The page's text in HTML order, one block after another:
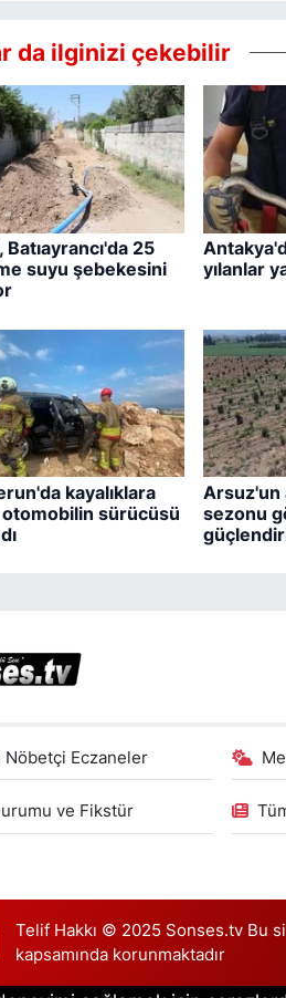
da ilginizi çekebilir
Batıayrancı'da 25
suyu şebekesini
yılanlar
kayalıklara
sürücüsü
Arsuz'un
sezonu
Nöbetçi Eczaneler
ve Fikstür
Telif Hakkı © 2025 Sonses.tv Bu
kapsamında korunmaktadır